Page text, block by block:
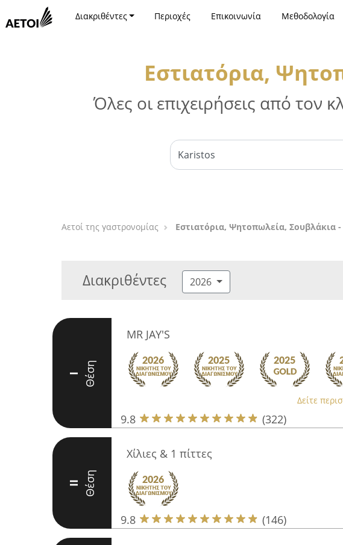
Διακριθέντες Περιοχές Επικοινωνία Μεθοδολογία
Εστιατόρια,
Όλες οι επιχειρήσεις από τον
Αετοί της γαστρονομίας Εστιατόρια, Ψητοπωλεία, Σουβλάκια
Διακριθέντες 2026
I Θέση
MR JAY'S
Δείτε
9.8 (322)
II Θέση
Χίλιες & 1 πίττες
9.8 (146)